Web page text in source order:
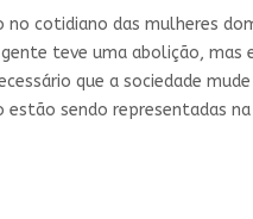
no cotidiano das mulheres
teve uma abolição, mas
que a sociedade
sendo representadas